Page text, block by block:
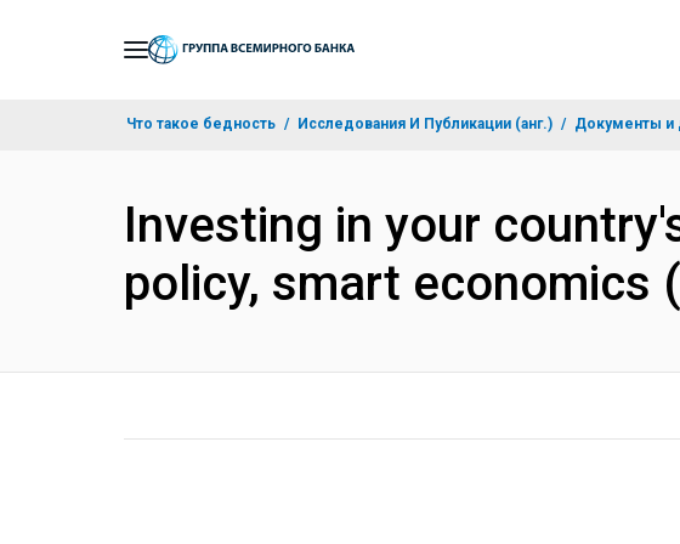
Что такое бедность Исследования И Публикации (анг.) Документы и
Investing in your
policy, smart economics